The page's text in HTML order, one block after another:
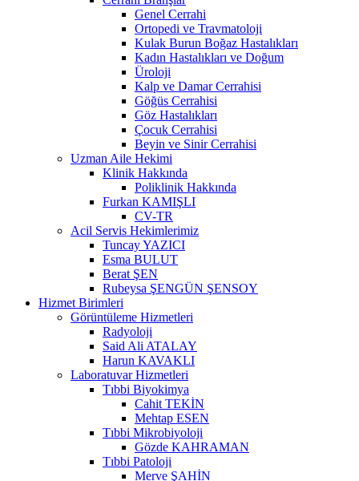
Genel Cerrahi
Ortopedi ve Travmatoloji
Kulak Burun Boğaz Hastalıkları
Kadın Hastalıkları ve Doğum
Üroloji
Kalp ve Damar Cerrahisi
Göğüs Cerrahisi
Göz Hastalıkları
Çocuk Cerrahisi
Beyin ve Sinir Cerrahisi
Uzman Aile Hekimi
Klinik Hakkında
Poliklinik Hakkında
Furkan KAMIŞLI
CV-TR
Acil Servis Hekimlerimiz
Tuncay YAZICI
Esma BULUT
Berat ŞEN
Rubeysa ŞENGÜN ŞENSOY
Hizmet Birimleri
Görüntüleme Hizmetleri
Radyoloji
Said Ali ATALAY
Harun KAVAKLI
Laboratuvar Hizmetleri
Tıbbi Biyokimya
Cahit TEKİN
Mehtap ESEN
Tıbbi Mikrobiyoloji
Gözde KAHRAMAN
Tıbbi Patoloji
Merve ŞAHİN